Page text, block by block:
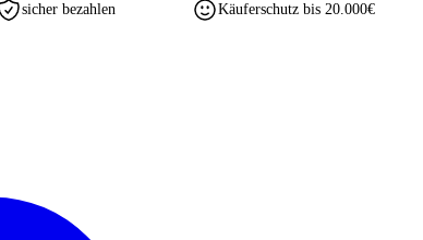
sicher bezahlen Käuferschutz bis 20.000€